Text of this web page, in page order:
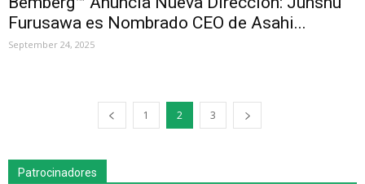
Furusawa es Nombrado CEO de Asahi...
September 24, 2025
1 2 3
Patrocinadores